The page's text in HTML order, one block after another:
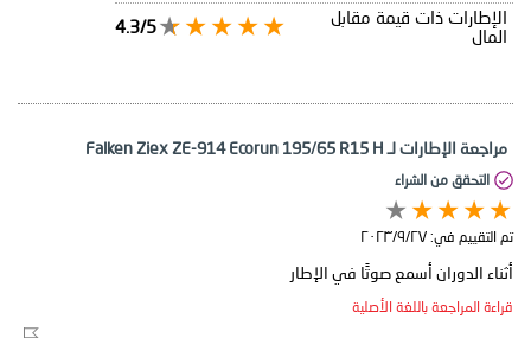
الإطارات ذات قيمة مقابل
المال
4.3/5
مراجعة الإطارات لـ Falken Ziex ZE-914 Ecorun 195/65 R15 H
التحقق من الشراء
تم التقييم في: ٢٧‏/٩‏/٢٠٢٣
أثناء الدوران أسمع صوتًا في الإطار
قراءة المراجعة باللغة الأصلية